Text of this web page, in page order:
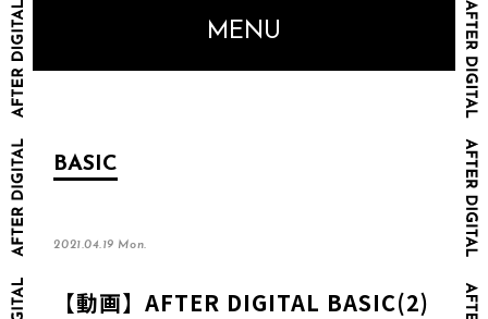
MENU
BASIC
2021.04.19 Mon.
【動画】AFTER DIGITAL BASIC(2)